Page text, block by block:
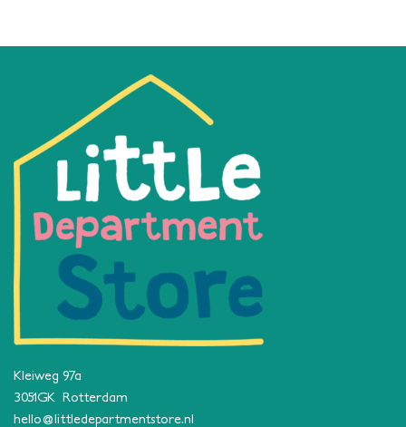
Kleiweg 97a
3051GK Rotterdam
hello@littledepartmentstore.nl